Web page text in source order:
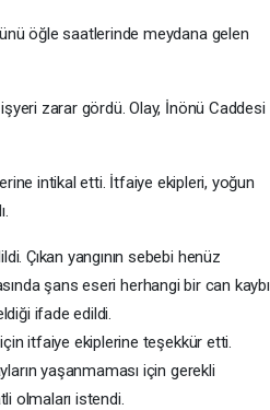
öğle saatlerinde meydana gelen
zarar gördü. Olay, İnönü Caddesi
intikal etti. İtfaiye ekipleri, yoğun
Çıkan yangının sebebi henüz
şans eseri herhangi bir can kaybı
ifade edildi.
itfaiye ekiplerine teşekkür etti.
yaşanmaması için gerekli
olmaları istendi.